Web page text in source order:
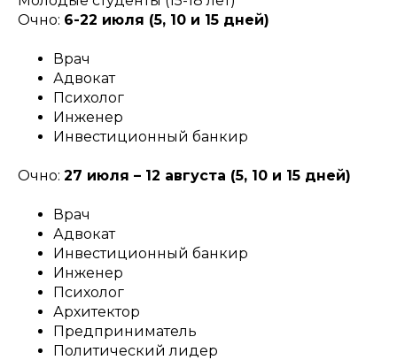
Очно: 6-22 июля (5, 10 и 15 дней)
Врач
Адвокат
Психолог
Инженер
Инвестиционный банкир
Очно: 27 июля – 12 августа (5, 10 и 15 дней)
Врач
Адвокат
Инвестиционный банкир
Инженер
Психолог
Архитектор
Предприниматель
Политический лидер